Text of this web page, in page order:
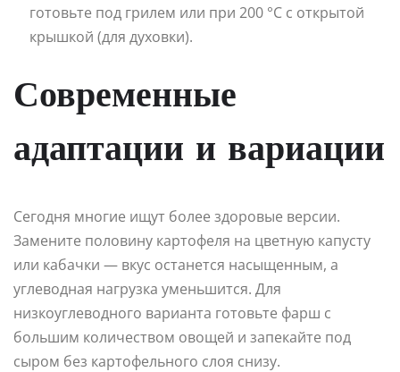
готовьте под грилем или при 200 °C с открытой
крышкой (для духовки).
Современные
адаптации и вариации
Сегодня многие ищут более здоровые версии.
Замените половину картофеля на цветную капусту
или кабачки — вкус останется насыщенным, а
углеводная нагрузка уменьшится. Для
низкоуглеводного варианта готовьте фарш с
большим количеством овощей и запекайте под
сыром без картофельного слоя снизу.